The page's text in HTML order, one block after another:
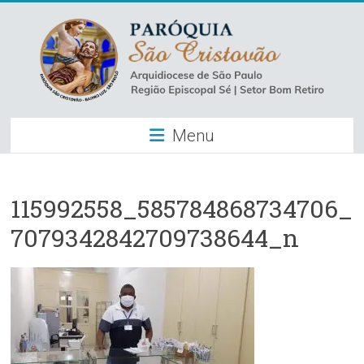
content
Paróquia
São
–
Luz
Arquidiocese
São
Paulo
–
Menu
115992558_585784868734706_
7079342842709738644_n